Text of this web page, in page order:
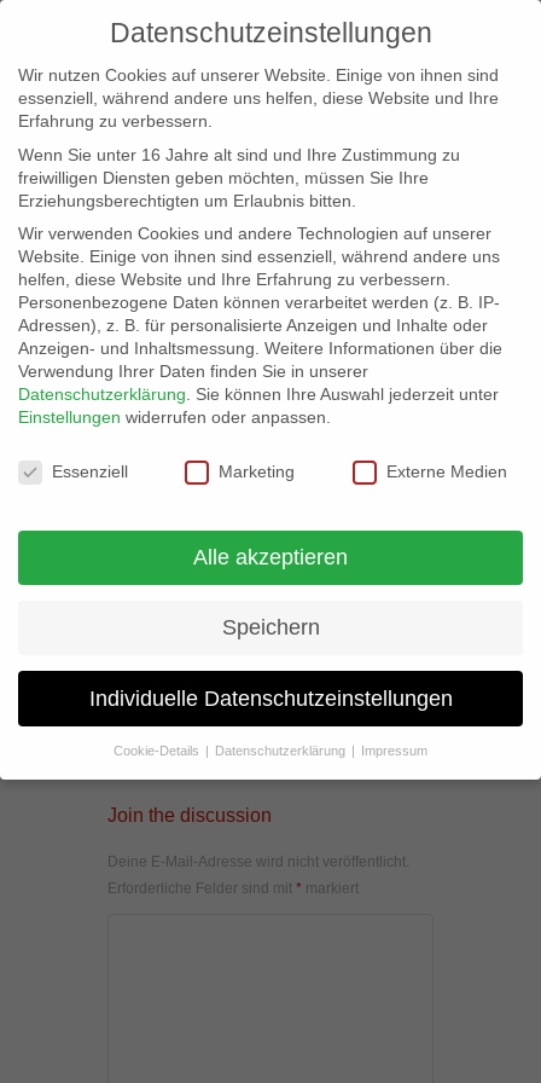
info@erfolgreich-events.de
+4940 46 777 230
Join the discussion
Deine E-Mail-Adresse wird nicht veröffentlicht.
Erforderliche Felder sind mit * markiert
Datenschutzeinstellungen
Wir nutzen Cookies auf unserer Website. Einige von ihnen sind
essenziell, während andere uns helfen, diese Website und Ihre
Erfahrung zu verbessern.
Wenn Sie unter 16 Jahre alt sind und Ihre Zustimmung zu
freiwilligen Diensten geben möchten, müssen Sie Ihre
Erziehungsberechtigten um Erlaubnis bitten.
Wir verwenden Cookies und andere Technologien auf unserer
Website. Einige von ihnen sind essenziell, während andere uns
helfen, diese Website und Ihre Erfahrung zu verbessern.
Personenbezogene Daten können verarbeitet werden (z. B. IP-
Adressen), z. B. für personalisierte Anzeigen und Inhalte oder
Anzeigen- und Inhaltsmessung. Weitere Informationen über die
Verwendung Ihrer Daten finden Sie in unserer
Datenschutzerklärung
Sie können Ihre Auswahl jederzeit unter
Einstellungen widerrufen oder anpassen.
Datenschutzeinstellungen
Essenziell Marketing Externe Medien
Alle akzeptieren
Speichern
Individuelle Datenschutzeinstellungen
Cookie-Details Datenschutzerklärung Impressum
Datenschutzeinstellungen
Wenn Sie unter 16 Jahre alt sind und Ihre Zustimmung zu
Erziehungsberechtigten um Erlaubnis bitten.
Wir verwenden Cookies und andere Technologien auf unserer